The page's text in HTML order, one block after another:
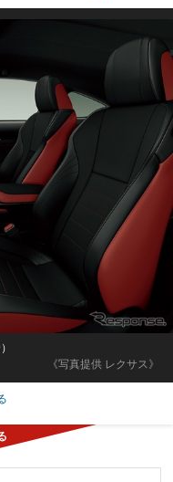
《写真提供 レクサス》